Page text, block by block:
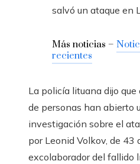
Más noticias –
recientes
La policía lituana dijo que
de personas han abierto
investigación sobre el
por Leonid Volkov, de 43
excolaborador del fallido